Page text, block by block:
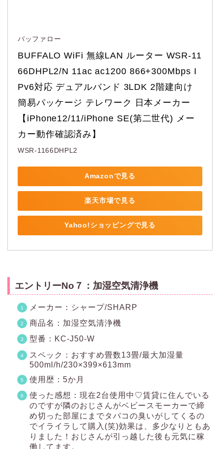
バッファロー
BUFFALO WiFi 無線LAN ルーター WSR-11
66DHPL2/N 11ac ac1200 866+300Mbps I
Pv6対応 デュアルバンド 3LDK 2階建向け
簡易パッケージ テレワーク 日本メーカー
【iPhone12/11/iPhone SE(第二世代) メー
カー動作確認済み】
WSR-1166DHPL2
Amazonで見る
楽天市場で見る
Yahoo!ショッピングで見る
エントリーNo７：加湿空気清浄機
メーカー：シャープ/SHARP
商品名：加湿空気清浄機
型番：KC-J50-W
スペック：おすすめ畳数13畳/最大加湿量
500ml/h/230×399×613mm
使用歴：5か月
使った感想：現在2台使用中♡賃貸に住んでいる
のですが隣のおじさんがベビースモーカーで締
め切った部屋にまでタバコの臭いがしてくるの
でイライラして購入(笑)効果は、多少なりともあ
りました！おじさんが引っ越した後も元気に稼
働してます。